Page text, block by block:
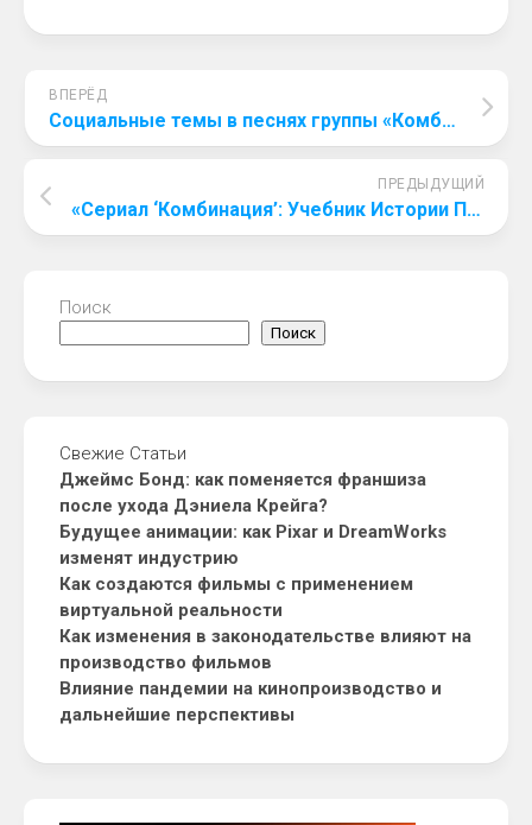
ВПЕРЁД
Социальные темы в песнях группы «Комбинация»: Разбор хитов в новом сериале
ПРЕДЫДУЩИЙ
«Сериал ‘Комбинация’: Учебник Истории Поп-музыки для Современных Музыкантов»
Поиск
Поиск
Свежие Статьи
Джеймс Бонд: как поменяется франшиза
после ухода Дэниела Крейга?
Будущее анимации: как Pixar и DreamWorks
изменят индустрию
Как создаются фильмы с применением
виртуальной реальности
Как изменения в законодательстве влияют на
производство фильмов
Влияние пандемии на кинопроизводство и
дальнейшие перспективы